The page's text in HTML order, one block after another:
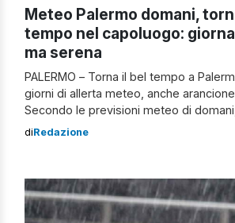
Meteo Palermo domani,
tempo nel capoluogo:
ma serena
PALERMO – Torna il bel tempo a
giorni di allerta meteo, anche
Secondo le previsioni meteo di
marzo, anche per la patria del “pani câ
diRedazione